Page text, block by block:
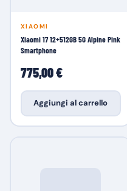
XIAOMI
Xiaomi 17 12+512GB 5G Alpine Pink
Smartphone
775,00 €
Aggiungi al carrello